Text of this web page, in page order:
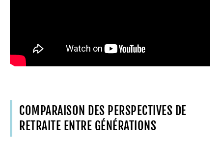
COMPARAISON DES PERSPECTIVES DE
RETRAITE ENTRE GÉNÉRATIONS